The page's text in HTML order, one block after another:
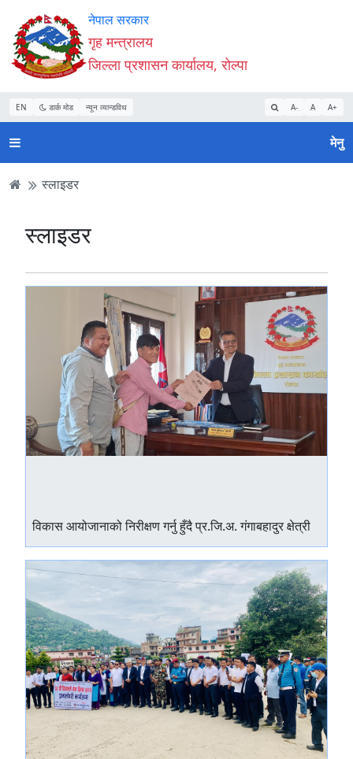
Accessibility
Mode
सुरु
गर्नुहोस्
सामाग्री
पढ्नुहाेस्
नेभिगेसन
पढ्नुहाेस्
वेबसाइट
खोजमा
जानुहोस्
नेपाल सरकार
गृह मन्त्रालय
जिल्ला प्रशासन कार्यालय, रोल्पा
EN डार्क मोड न्यून व्यान्डविथ A- A A+
मेनु
स्लाइडर
स्लाइडर
विकास आयोजानाको निरीक्षण गर्नु हुँदै प्र.जि.अ. गंगाबहादुर क्षेत्री